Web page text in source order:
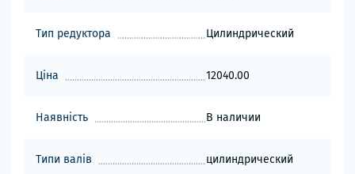
Тип редуктора Цилиндрический
Ціна 12040.00
Наявність В наличии
Типи валів цилиндрический